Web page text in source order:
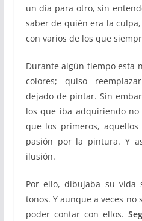
un día para otro, sin
saber de quién era la
con varios de los que
Durante algún tiempo esta
colores; quiso
dejado de pintar. Sin
los que iba adquiriendo
que los primeros,
pasión por la pintura. Y
ilusión.
Por ello, dibujaba su vida
tonos. Y aunque a veces no
poder contar con ellos.